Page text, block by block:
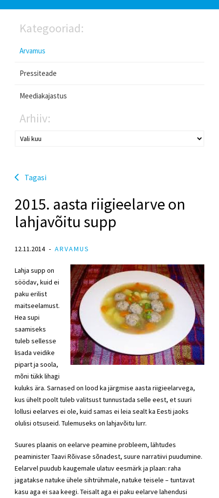
Kategooriad:
Arvamus
Pressiteade
Meediakajastus
Arhiiv:
Tagasi
2015. aasta riigieelarve on
lahjavõitu supp
12.11.2014 ARVAMUS
Lahja supp on
söödav, kuid ei
paku erilist
maitseelamust.
Hea supi
saamiseks
tuleb sellesse
lisada veidike
pipart ja soola,
mõni tükk lihagi
kuluks ära. Sarnased on lood ka järgmise aasta riigieelarvega,
kus ühelt poolt tuleb valitsust tunnustada selle eest, et suuri
lollusi eelarves ei ole, kuid samas ei leia sealt ka Eesti jaoks
olulisi otsuseid. Tulemuseks on lahjavõitu lurr.
Suures plaanis on eelarve peamine probleem, lähtudes
peaminister Taavi Rõivase sõnadest, suure narratiivi puudumine.
Eelarvel puudub kaugemale ulatuv eesmärk ja plaan: raha
jagatakse natuke ühele sihtrühmale, natuke teisele – tuntavat
kasu aga ei saa keegi. Teisalt aga ei paku eelarve lahendusi